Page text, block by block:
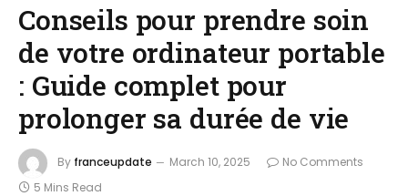
Conseils pour prendre soin
de votre ordinateur portable
: Guide complet pour
prolonger sa durée de vie
By franceupdate March 10, 2025
No Comments
5 Mins Read